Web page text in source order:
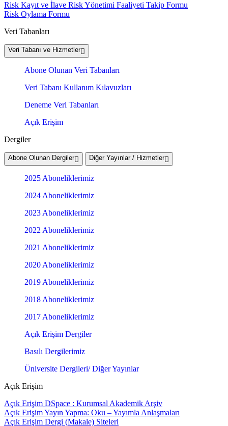
Risk Kayıt ve İlave Risk Yönetimi Faaliyeti Takip Formu
Risk Oylama Formu
Veri Tabanları
Veri Tabanı ve Hizmetler
Abone Olunan Veri Tabanları
Veri Tabanı Kullanım Kılavuzları
Deneme Veri Tabanları
Açık Erişim
Dergiler
Abone Olunan Dergiler Diğer Yayınlar / Hizmetler
2025 Aboneliklerimiz
2024 Aboneliklerimiz
2023 Aboneliklerimiz
2022 Aboneliklerimiz
2021 Aboneliklerimiz
2020 Aboneliklerimiz
2019 Aboneliklerimiz
2018 Aboneliklerimiz
2017 Aboneliklerimiz
Açık Erişim Dergiler
Basılı Dergilerimiz
Üniversite Dergileri/ Diğer Yayınlar
Açık Erişim
Açık Erişim DSpace : Kurumsal Akademik Arşiv
Açık Erişim Yayın Yapma: Oku – Yayımla Anlaşmaları
Açık Erişim Dergi (Makale) Siteleri